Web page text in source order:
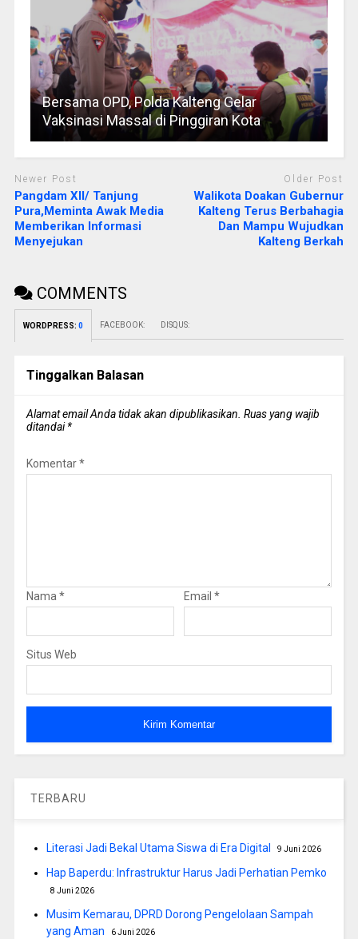
Bersama OPD, Polda Kalteng Gelar
Vaksinasi Massal di Pinggiran Kota
Newer Post
Pangdam XII/ Tanjung
Pura,Meminta Awak Media
Memberikan Informasi
Menyejukan
Older Post
Walikota Doakan Gubernur
Kalteng Terus Berbahagia
Dan Mampu Wujudkan
Kalteng Berkah
COMMENTS
WORDPRESS: 0 FACEBOOK: DISQUS:
Tinggalkan Balasan
Alamat email Anda tidak akan dipublikasikan. Ruas yang wajib
ditandai*
Komentar*
Nama * Email *
Situs Web
TERBARU
Literasi Jadi Bekal Utama Siswa di Era Digital 9 Juni 2026
Hap Baperdu: Infrastruktur Harus Jadi Perhatian Pemko
8 Juni 2026
Musim Kemarau, DPRD Dorong Pengelolaan Sampah
yang Aman
6 Juni 2026